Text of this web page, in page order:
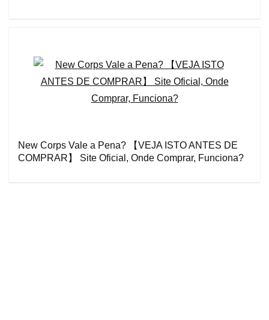
New Corps Vale a Pena? 【VEJA ISTO ANTES DE
COMPRAR】 Site Oficial, Onde Comprar, Funciona?